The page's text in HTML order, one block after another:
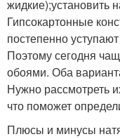
жидкие);установить
Гипсокартонные
постепенно
Поэтому сегодня
обоями. Оба
Нужно рассмотреть
что поможет
Плюсы и минусы